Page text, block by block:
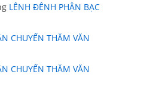
LÊNH ĐÊNH PHẬN BẠC
CHUYẾN THĂM VĂN
CHUYẾN THĂM VĂN